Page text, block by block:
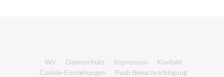
Wir Datenschutz Impressum
Kontakt
Cookie-Einstellungen
Push Benachrichtigung